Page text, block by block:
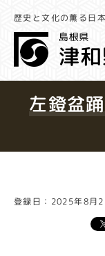
歴史と文化の薫る日
左鐙盆
登録日：2025年8月